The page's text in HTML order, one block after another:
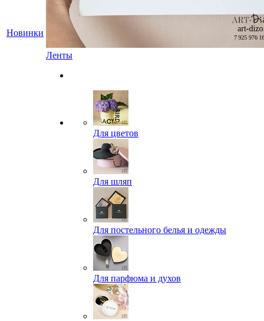
Новинки
Ленты
Для цветов
Для шляп
Для постельного белья и одежды
Для парфюма и духов